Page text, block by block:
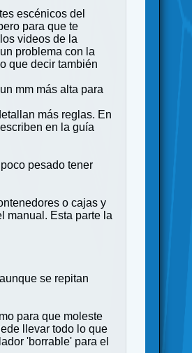
escénicos del
para que te
videos de la
problema con la
que decir también
mm más alta para
más reglas. En
en la guía
pesado tener
o cajas y
manual. Esta parte la
se repitan
para que moleste
llevar todo lo que
'borrable' para el